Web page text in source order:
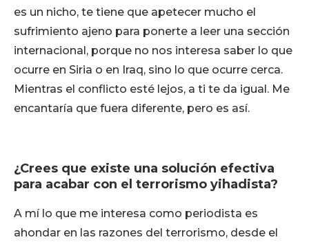
es un nicho, te tiene que apetecer mucho el
sufrimiento ajeno para ponerte a leer una sección
internacional, porque no nos interesa saber lo que
ocurre en Siria o en Iraq, sino lo que ocurre cerca.
Mientras el conflicto esté lejos, a ti te da igual. Me
encantaría que fuera diferente, pero es así.
¿Crees que existe una solución efectiva
para acabar con el terrorismo yihadista?
A mí lo que me interesa como periodista es
ahondar en las razones del terrorismo, desde el